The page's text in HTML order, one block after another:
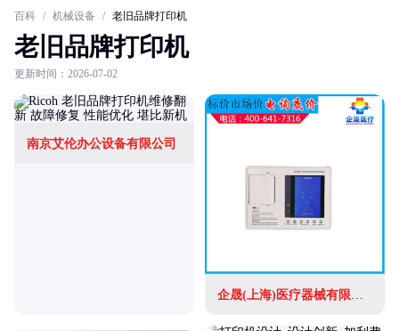
百科 / 机械设备 / 老旧品牌打印机
老旧品牌打印机
更新时间：2026-07-02
南京艾伦办公设备有限公司
企晟(上海)医疗器械有限公司